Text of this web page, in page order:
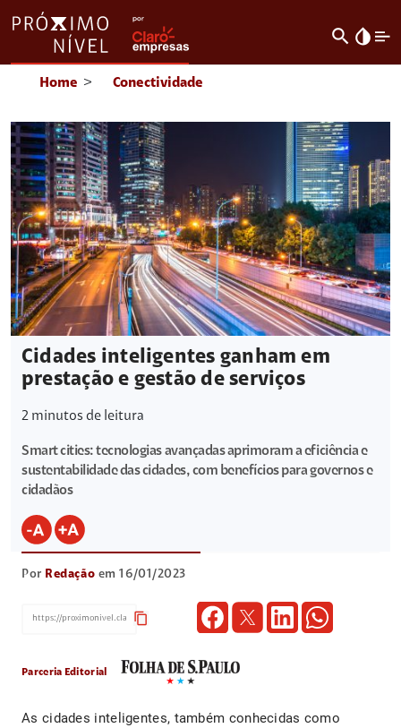
search invert_colors
Home > Conectividade
Cidades inteligentes ganham em
prestação e gestão de serviços
2 minutos de leitura
Smart cities: tecnologias avançadas aprimoram a eficiência e
sustentabilidade das cidades, com benefícios para governos e
cidadãos
Por Redação em 16/01/2023
content_copy
Parceria Editorial
As cidades inteligentes, também conhecidas como